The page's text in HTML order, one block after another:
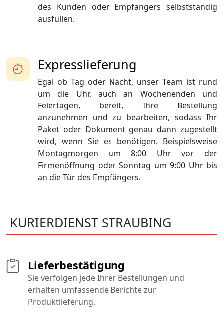
des Kunden oder Empfängers selbstständig
ausfüllen.
Expresslieferung
Egal ob Tag oder Nacht, unser Team ist rund
um die Uhr, auch an Wochenenden und
Feiertagen, bereit, Ihre Bestellung
anzunehmen und zu bearbeiten, sodass Ihr
Paket oder Dokument genau dann zugestellt
wird, wenn Sie es benötigen. Beispielsweise
Montagmorgen um 8:00 Uhr vor der
Firmenöffnung oder Sonntag um 9:00 Uhr bis
an die Tür des Empfängers.
KURIERDIENST STRAUBING
Lieferbestätigung
Sie verfolgen jede Ihrer Bestellungen und
erhalten umfassende Berichte zur
Produktlieferung.